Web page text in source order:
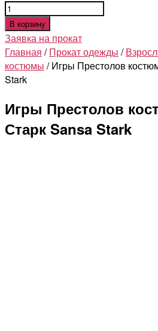
Количество
товара
Игры
Престолов
костюм
Сансы
Sansa
Stark
В корзину
Заявка на прокат
Главная /Прокат одежды /
костюмы / Игры Престолов
Stark
Игры Престолов
Старк Sansa Stark